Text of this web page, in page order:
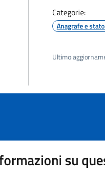
Categorie:
Anagrafe e
Ultimo
su